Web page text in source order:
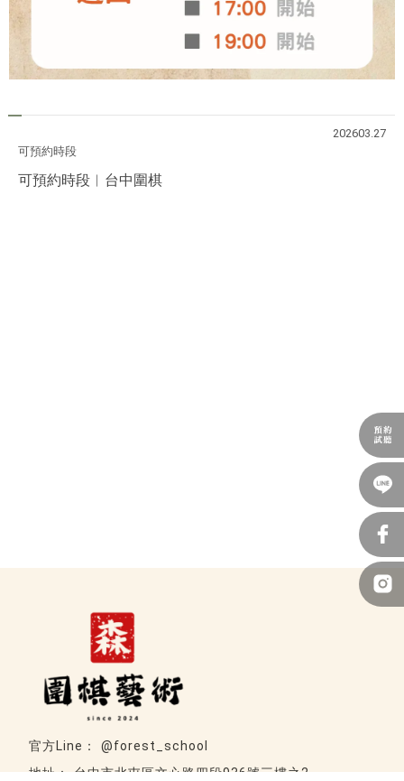
202603.27
可預約時段
可預約時段︱台中圍棋
@forest_school
台中市北屯區文心路四段936號三樓之2